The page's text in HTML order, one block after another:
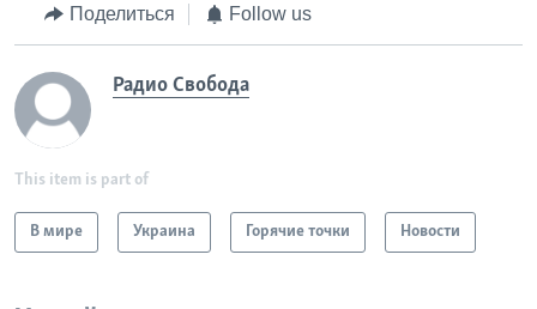
Поделиться Follow us
Радио Свобода
This item is part of
В мире Украина Горячие точки Новости